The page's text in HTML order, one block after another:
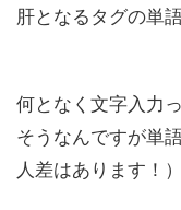
肝となるタグの単
何となく文字入力
そうなんですが単
人差はあります！）